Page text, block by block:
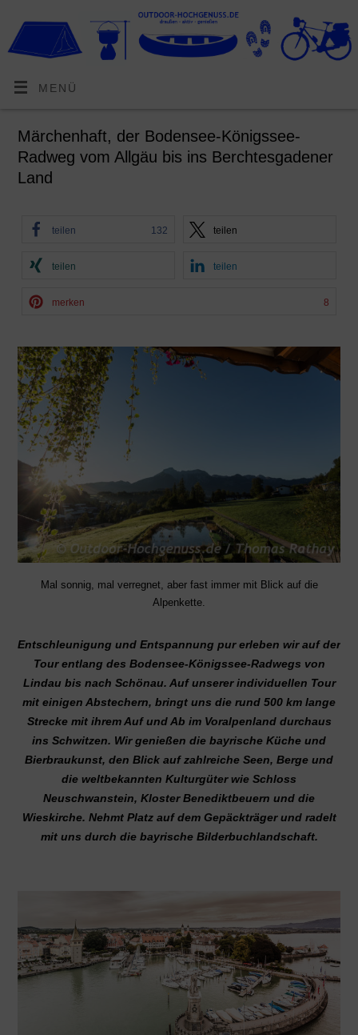
MENÜ
Märchenhaft, der Bodensee-Königssee-
Radweg vom Allgäu bis ins Berchtesgadener
Land
teilen 132 teilen
teilen teilen
merken 8
Mal sonnig, mal verregnet, aber fast immer mit Blick auf die
Alpenkette.
Entschleunigung und Entspannung pur erleben wir auf der
Tour entlang des Bodensee-Königssee-Radwegs von
Lindau bis nach Schönau. Auf unserer individuellen Tour
mit einigen Abstechern, bringt uns die rund 500 km lange
Strecke mit ihrem Auf und Ab im Voralpenland durchaus
ins Schwitzen. Wir genießen die bayrische Küche und
Bierbraukunst, den Blick auf zahlreiche Seen, Berge und
die weltbekannten Kulturgüter wie Schloss
Neuschwanstein, Kloster Benediktbeuern und die
Wieskirche. Nehmt Platz auf dem Gepäckträger und radelt
mit uns durch die bayrische Bilderbuchlandschaft.